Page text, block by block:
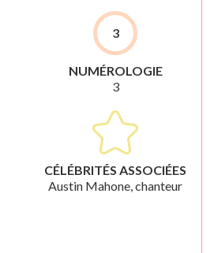
3
NUMÉROLOGIE
3
CÉLÉBRITÉS ASSOCIÉES
Austin Mahone, chanteur